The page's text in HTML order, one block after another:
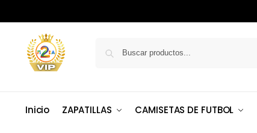
Inicio ZAPATILLAS CAMISETAS DE FUTBOL